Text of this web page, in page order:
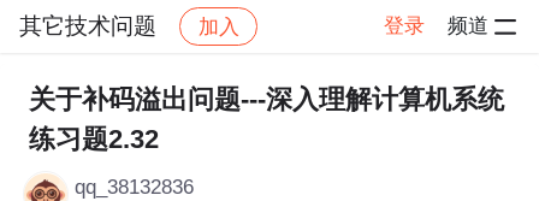
其它技术问题 加入 登录 频道
社区 其它技术问题 帖子详情
关于补码溢出问题---深入理解计算机系统
练习题2.32
qq_38132836